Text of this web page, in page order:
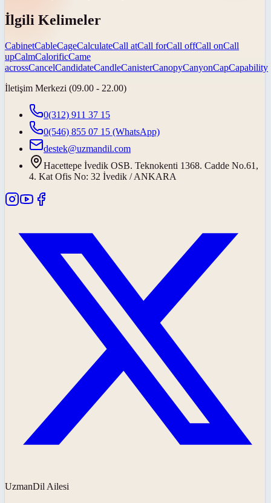
İlgili Kelimeler
CabinetCableCageCalculateCall atCall forCall offCall onCall
upCalmCalorificCame
acrossCancelCandidateCandleCanisterCanopyCanyonCapCapability
İletişim Merkezi (09.00 - 22.00)
0(312) 911 37 15
0(546) 855 07 15 (WhatsApp)
destek@uzmandil.com
Hacettepe İvedik OSB. Teknokenti 1368. Cadde No.61,
4. Kat Ofis No: 32 İvedik / ANKARA
UzmanDil Ailesi